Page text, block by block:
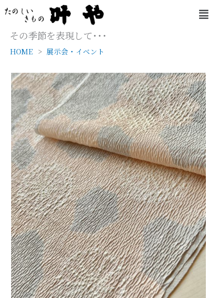
容
メ
ニ
その季節を表現して･･･
HOME 展示会・イベント